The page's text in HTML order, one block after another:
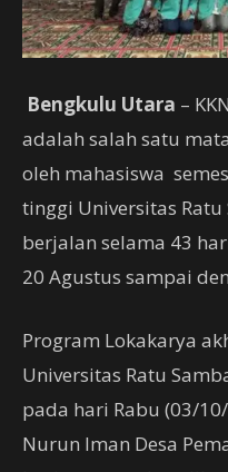
Bengkulu Utara –
adalah salah satu
oleh mahasiswa
tinggi Universitas
berjalan selama 43
20 Agustus sampai
Program Lokakarya
Universitas Ratu
pada hari Rabu (03/
Nurun Iman Desa